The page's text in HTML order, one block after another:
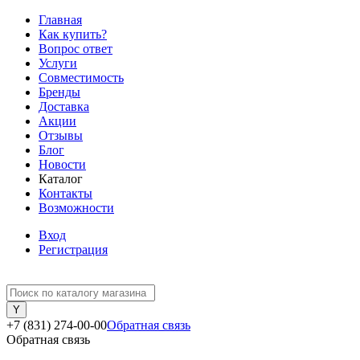
Главная
Как купить?
Вопрос ответ
Услуги
Совместимость
Бренды
Доставка
Акции
Отзывы
Блог
Новости
Каталог
Контакты
Возможности
Вход
Регистрация
+7 (831) 274-00-00Обратная связь
Обратная связь